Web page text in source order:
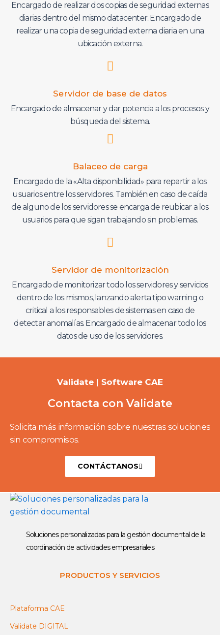
Encargado de realizar dos copias de seguridad externas
diarias dentro del mismo datacenter. Encargado de
realizar una copia de seguridad externa diaria en una
ubicación externa.
Servidor de base de datos
Encargado de almacenar y dar potencia a los procesos y
búsqueda del sistema.
Balaceo de carga
Encargado de la «Alta disponibilidad» para repartir a los
usuarios entre los servidores. También en caso de caída
de alguno de los servidores se encarga de reubicar a los
usuarios para que sigan trabajando sin problemas.
Servidor de monitorización
Encargado de monitorizar todo los servidores y servicios
dentro de los mismos, lanzando alerta tipo warning o
critical a los responsables de sistemas en caso de
detectar anomalías. Encargado de almacenar todo los
datos de uso de los servidores.
Validate | Software CAE
Contacta con Validate
Solicita más información sobre nuestras soluciones
sin compromisos.
CONTÁCTANOS
Soluciones personalizadas para la gestión documental de la
coordinación de actividades empresariales
PRODUCTOS Y SERVICIOS
Plataforma CAE
Validate DIGITAL